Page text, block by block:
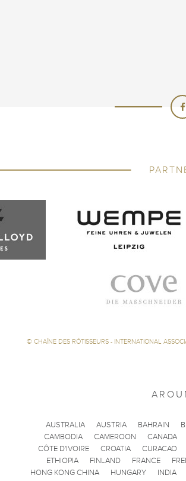
© CHAÎNE DES RÔTISSEURS - INTERNATIONAL
AUSTRALIA AUSTRIA BAHRAIN
CAMBODIA
CAMEROON CANADA
CÔTE D'IVOIRE
CROATIA CURACAO
ETHIOPIA
FINLAND FRANCE
HONG KONG CHINA
HUNGARY INDIA